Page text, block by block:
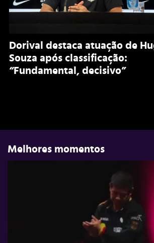
Dorival destaca atuação de
Souza após classificação:
“Fundamental, decisivo”
Melhores momentos